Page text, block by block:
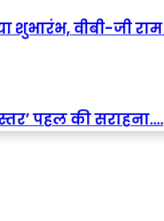
शुभारंभ, वीबी-जी
पहल की सराहना….